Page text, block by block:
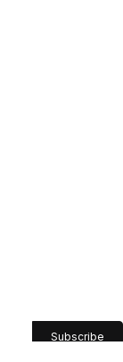
Subscribe